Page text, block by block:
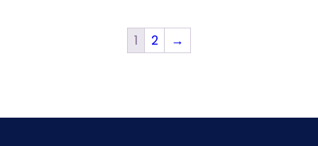
1 2 →